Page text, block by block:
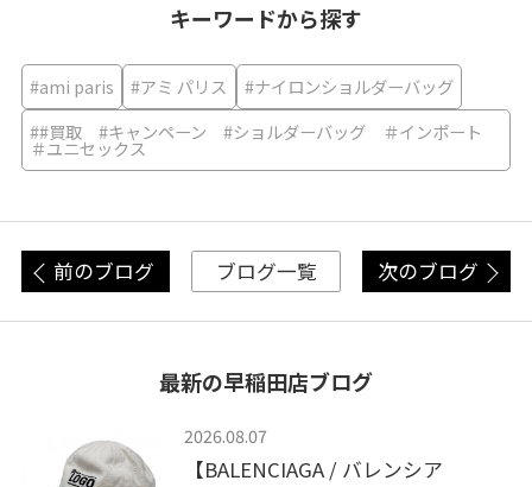
キーワードから探す
#ami paris #アミ パリス
#ナイロンショルダーバッグ
##買取 #キャンペーン #ショルダーバッグ ＃インポート
＃ユニセックス
前のブログ ブログ一覧 次のブログ
最新の早稲田店ブログ
2026.08.07
【BALENCIAGA / バレンシア